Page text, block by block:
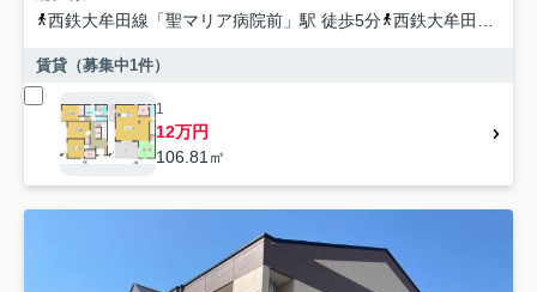
西鉄大牟田線 「聖マリア病院前 」駅 徒歩5分 西鉄大牟田線
賃貸（募集中1件）
1
12万円
106.81㎡